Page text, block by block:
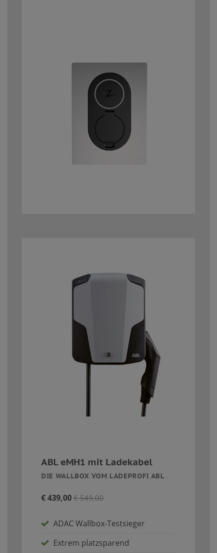
ABL eMH1 mit Ladekabel
DIE WALLBOX VOM LADEPROFI ABL
€ 439,00 € 549,00
ADAC Wallbox-Testsieger
Extrem platzsparend